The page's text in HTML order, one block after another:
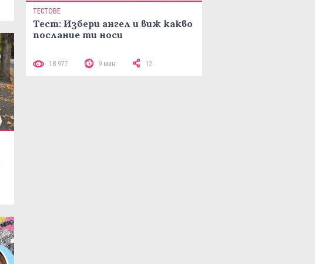
ТЕСТОВЕ
Тест: Избери ангел и виж какво
послание ти носи
18 977 9 мин 12